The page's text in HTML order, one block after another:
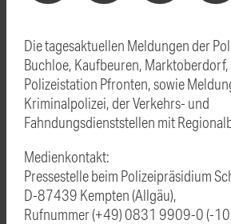
Die tagesaktuellen Meldungen der
Buchloe, Kaufbeuren, Marktoberdorf,
Polizeistation Pfronten, sowie
Kriminalpolizei, der Verkehrs- und
Fahndungsdienststellen mit
Medienkontakt:
Pressestelle beim Polizeipräsidium
D-87439 Kempten (Allgäu),
Rufnummer (+49) 0831 9909-0 (-